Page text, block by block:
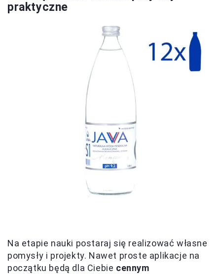
praktyczne
Na etapie nauki postaraj się realizować własne
pomysły i projekty. Nawet proste aplikacje na
początku będą dla Ciebie cennym